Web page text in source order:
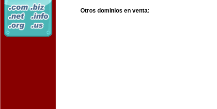
Otros dominios en venta: